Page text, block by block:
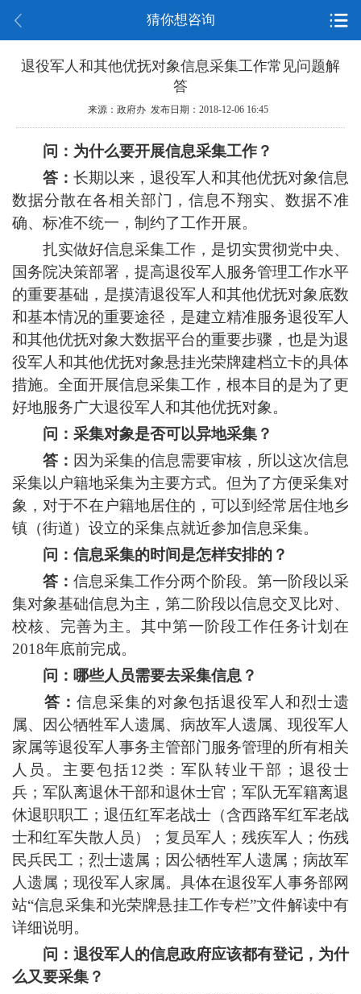
猜你想咨询
退役军人和其他优抚对象信息采集工作常见问题解
答
来源：政府办 发布日期：2018-12-06 16:45
问：为什么要开展信息采集工作？
答： 长期以来，退役军人和其他优抚对象信息
数据分散在各相关部门，信息不翔实、数据不准
确、标准不统一，制约了工作开展。
扎实做好信息采集工作，是切实贯彻党中央、
国务院决策部署，提高退役军人服务管理工作水平
的重要基础，是摸清退役军人和其他优抚对象底数
和基本情况的重要途径，是建立精准服务退役军人
和其他优抚对象大数据平台的重要步骤，也是为退
役军人和其他优抚对象悬挂光荣牌建档立卡的具体
措施。全面开展信息采集工作，根本目的是为了更
好地服务广大退役军人和其他优抚对象。
问：采集对象是否可以异地采集？
答： 因为采集的信息需要审核，所以这次信息
采集以户籍地采集为主要方式。但为了方便采集对
象，对于不在户籍地居住的，可以到经常居住地乡
镇（街道）设立的采集点就近参加信息采集。
问：信息采集的时间是怎样安排的？
答： 信息采集工作分两个阶段。第一阶段以采
集对象基础信息为主，第二阶段以信息交叉比对、
校核、完善为主。其中第一阶段工作任务计划在
2018年底前完成。
问：哪些人员需要去采集信息？
答： 信息采集的对象包括退役军人和烈士遗
属、因公牺牲军人遗属、病故军人遗属、现役军人
家属等退役军人事务主管部门服务管理的所有相关
人员。主要包括12类：军队转业干部；退役士
兵；军队离退休干部和退休士官；军队无军籍离退
休退职职工；退伍红军老战士（含西路军红军老战
士和红军失散人员）；复员军人；残疾军人；伤残
民兵民工；烈士遗属；因公牺牲军人遗属；病故军
人遗属；现役军人家属。具体在退役军人事务部网
站“信息采集和光荣牌悬挂工作专栏”文件解读中有
详细说明。
问：退役军人的信息政府应该都有登记，为什
么又要采集？